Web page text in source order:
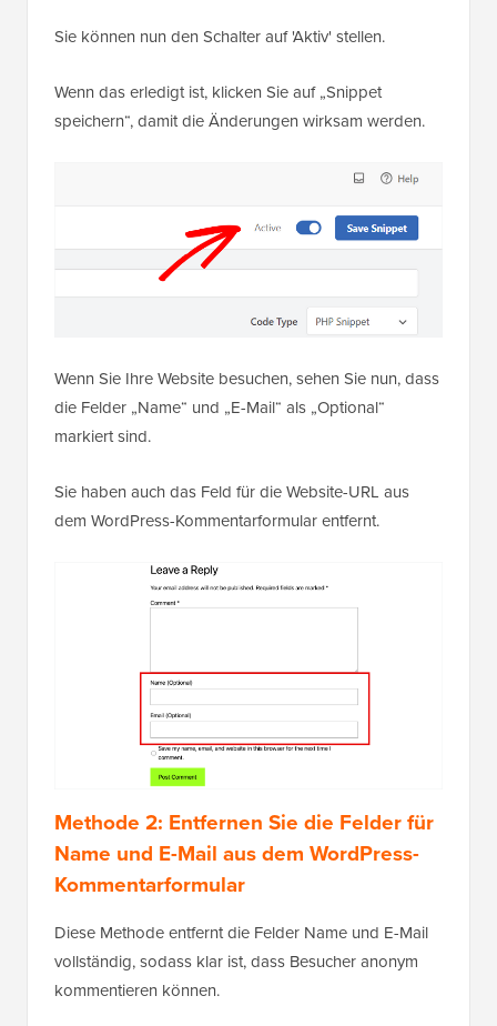
Wenn das erledigt ist, klicken Sie auf „Snippet
Wenn Sie Ihre Website besuchen, sehen Sie nun, dass
die Felder „Name“ und „E-Mail“ als „Optional“
Sie haben auch das Feld für die Website-URL aus
Methode 2: Entfernen Sie die Felder für
Name und E-Mail aus dem WordPress-
Diese Methode entfernt die Felder Name und E-Mail
vollständig, sodass klar ist, dass Besucher anonym